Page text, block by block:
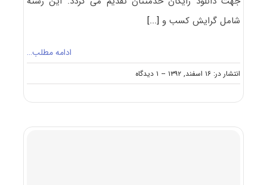
شامل گرایش کسب و [...]
ادامه مطلب…
انتشار در: ۱۶ اسفند, ۱۳۹۲ -- ۱ دیدگاه
on
دانلود
آزمون